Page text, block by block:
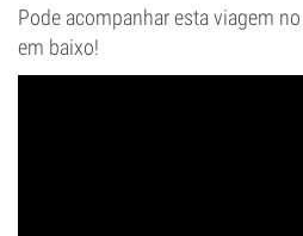
Pode acompanhar esta viagem
em baixo!